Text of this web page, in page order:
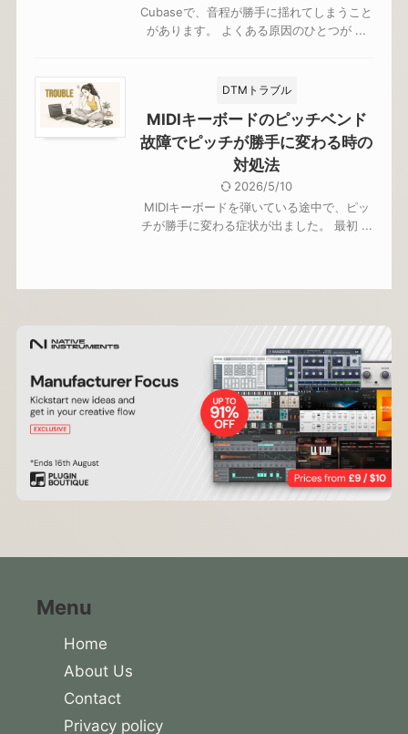
Cubaseで、音程が勝手に揺れてしまうこと
があります。 よくある原因のひとつが ...
DTMトラブル
MIDIキーボードのピッチベンド
故障でピッチが勝手に変わる時の
対処法
2026/5/10
MIDIキーボードを弾いている途中で、ピッ
チが勝手に変わる症状が出ました。 最初 ...
Menu
Home
About Us
Contact
Privacy policy